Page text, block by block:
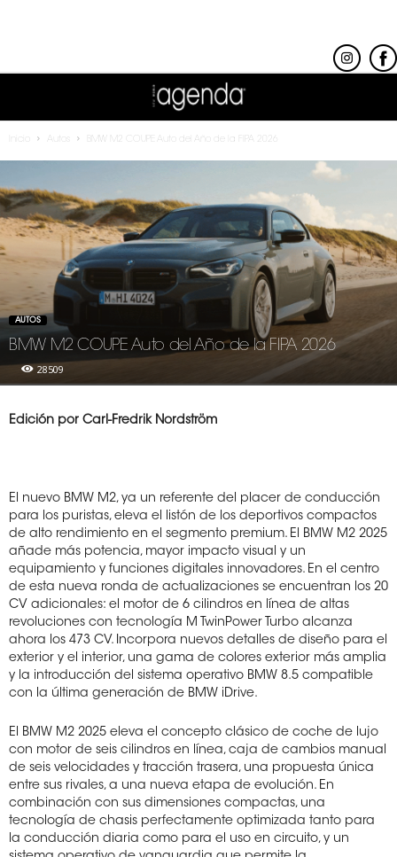
Autos BMW M2 COUPE Auto del Año de la FIPA 2026
AUTOS
BMW M2 COUPE Auto del Año de la FIPA 2026
28509
Edición por Carl-Fredrik Nordström
El nuevo BMW M2, ya un referente del placer de conducción
para los puristas, eleva el listón de los deportivos compactos
de alto rendimiento en el segmento premium. El BMW M2 2025
añade más potencia, mayor impacto visual y un
equipamiento y funciones digitales innovadores. En el centro
de esta nueva ronda de actualizaciones se encuentran los 20
CV adicionales: el motor de 6 cilindros en línea de altas
revoluciones con tecnología M TwinPower Turbo alcanza
ahora los 473 CV. Incorpora nuevos detalles de diseño para el
exterior y el interior, una gama de colores exterior más amplia
y la introducción del sistema operativo BMW 8.5 compatible
con la última generación de BMW iDrive.
El BMW M2 2025 eleva el concepto clásico de coche de lujo
con motor de seis cilindros en línea, caja de cambios manual
de seis velocidades y tracción trasera, una propuesta única
entre sus rivales, a una nueva etapa de evolución. En
combinación con sus dimensiones compactas, una
tecnología de chasis perfectamente optimizada tanto para
la conducción diaria como para el uso en circuito, y un